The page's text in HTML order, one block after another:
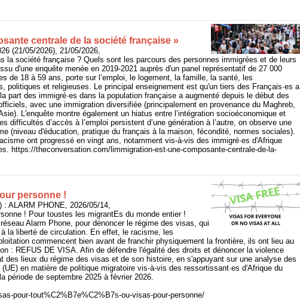
centrale de la société française »
(21/05/2026), 21/05/2026,
la société française ? Quels sont les parcours des personnes immigrées et de leurs
d'une enquête menée en 2019-2021 auprès d'un panel représentatif de 27 000
de 18 à 59 ans, porte sur l’emploi, le logement, la famille, la santé, les
politiques et religieuses. Le principal enseignement est qu'un tiers des Français·es a
part des immigré·es dans la population française a augmenté depuis le début des
avec une immigration diversifiée (principalement en provenance du Maghreb,
L'enquête montre également un hiatus entre l’intégration socioéconomique et
difficultés d’accès à l’emploi persistent d’une génération à l’autre, on observe une
(niveau d'éducation, pratique du français à la maison, fécondité, normes sociales).
ont progressé en vingt ans, notamment vis-à-vis des immigré·es d'Afrique
https://theconversation.com/limmigration-est-une-composante-centrale-de-la-
personne !
ALARM PHONE, 2026/05/14,
! Pour toustes les migrantEs du monde entier !
Alarm Phone, pour dénoncer le régime des visas, qui
la liberté de circulation. En effet, le racisme, les
commencent bien avant de franchir physiquement la frontière, ils ont lieu au
: REFUS DE VISA. Afin de défendre l'égalité des droits et dénoncer la violence
des lieux du régime des visas et de son histoire, en s'appuyant sur une analyse des
en matière de politique migratoire vis-à-vis des ressortissant·es d'Afrique du
période de septembre 2025 à février 2026.
pour-tout%C2%B7e%C2%B7s-ou-visas-pour-personne/